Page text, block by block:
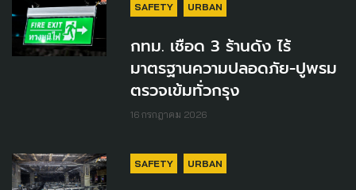
SAFETY URBAN
กทม. เชือด 3 ร้านดัง ไร้
มาตรฐานความปลอดภัย-ปูพรม
ตรวจเข้มทั่วกรุง
16 กรกฎาคม 2026
SAFETY URBAN